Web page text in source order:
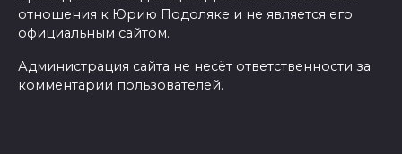
отношения к Юрию Подоляке и не является его
официальным сайтом.
Администрация сайта не несёт ответственности за
комментарии пользователей.